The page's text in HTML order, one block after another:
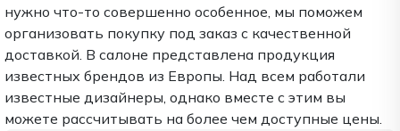
нужно что-то совершенно особенное, мы поможем
организовать покупку под заказ с качественной
доставкой. В салоне представлена продукция
известных брендов из Европы. Над всем работали
известные дизайнеры, однако вместе с этим вы
можете рассчитывать на более чем доступные цены.